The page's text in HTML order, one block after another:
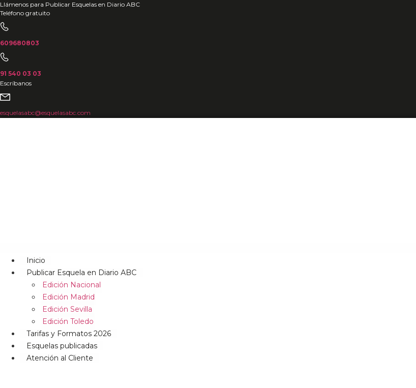
Ir
al
contenido
Llámenos para Publicar Esquelas en Diario ABC
Teléfono gratuito
609680803
91 540 03 03
Escríbanos
esquelasabc@esquelasabc.com
Inicio
Publicar Esquela en Diario ABC
Edición Nacional
Edición Madrid
Edición Sevilla
Edición Toledo
Tarifas y Formatos 2026
Esquelas publicadas
Atención al Cliente